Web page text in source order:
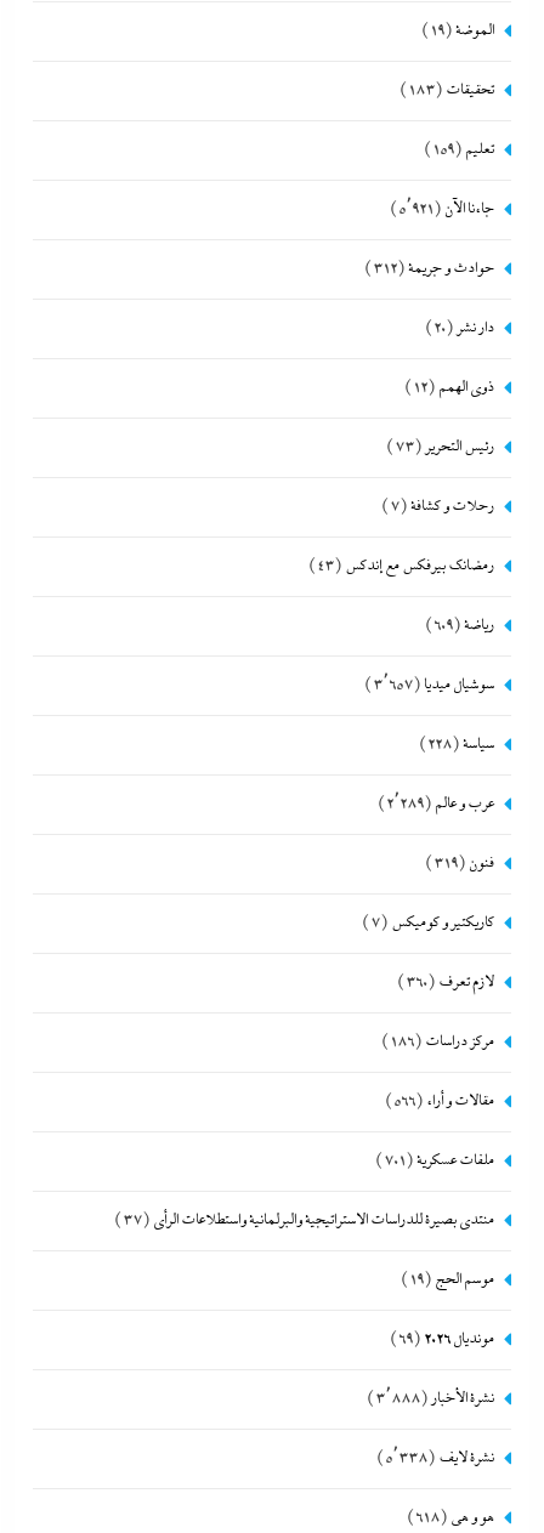
الموضة(19)
تحقيقات (183)
تعليم (159)
جاءنا الآن (5٬921)
حوادث و جريمة(312)
دار نشر (20)
ذوى الهمم (12)
رئيس التحرير (73)
رحلات و كشافة(7)
رمضانك بيرفكس مع إندكس (43)
رياضة(609)
سوشيال ميديا (3٬657)
سياسة(228)
عرب و عالم (2٬289)
فنون (319)
كاريكتير و كوميكس (7)
لازم تعرف (360)
مركز دراسات (186)
مقالات و أراء (566)
ملفات عسكرية(701)
منتدى بصيرة للدراسات الاستراتيجية والبرلمانية واستطلاعات الرأى (37)
موسم الحج (19)
مونديال 2026 (69)
نشرة الأخبار (3٬888)
نشرة لايف (5٬338)
هو و هي (618)